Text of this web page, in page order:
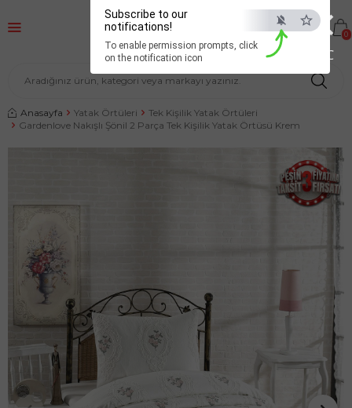
×
ESC
Subscribe to our
notifications!
To enable permission prompts, click
on the notification icon
0
Anasayfa Yatak Örtüleri
Tek Kişilik Yatak Örtüleri
Gardenlove Nakışlı Şönil 2 Parça Tek Kişilik Yatak Örtüsü Krem